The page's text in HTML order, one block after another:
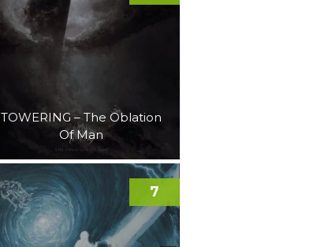
TOWERING – The Oblation
Of Man
7